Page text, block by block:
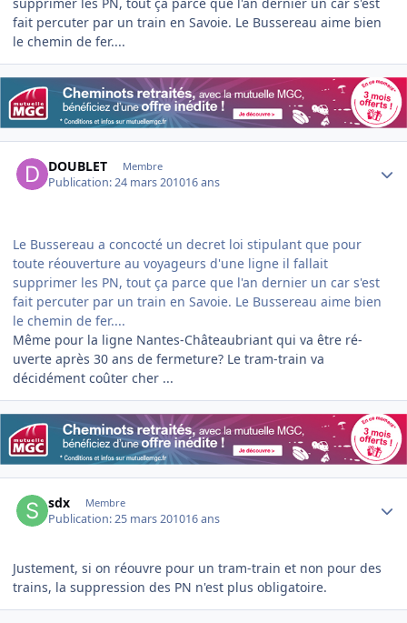
supprimer les PN, tout ça parce que l'an dernier un car s'est
fait percuter par un train en Savoie. Le Bussereau aime bien
le chemin de fer....
DOUBLET Membre
Publication:24 mars 201016 ans
Le Bussereau a concocté un decret loi stipulant que pour
toute réouverture au voyageurs d'une ligne il fallait
supprimer les PN, tout ça parce que l'an dernier un car s'est
fait percuter par un train en Savoie. Le Bussereau aime bien
le chemin de fer....
Même pour la ligne Nantes-Châteaubriant qui va être ré-
uverte après 30 ans de fermeture? Le tram-train va
décidément coûter cher ...
sdx Membre
Publication:25 mars 201016 ans
Justement, si on réouvre pour un tram-train et non pour des
trains, la suppression des PN n'est plus obligatoire.